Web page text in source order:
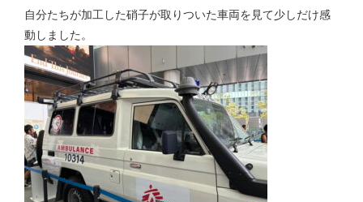
自分たちが加工した硝子が取りついた車両を見て少しだけ感
動しました。